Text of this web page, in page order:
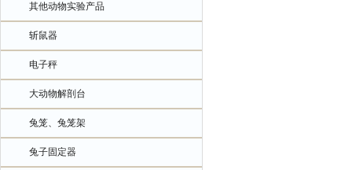
其他动物实验产品
斩鼠器
电子秤
大动物解剖台
兔笼、兔笼架
兔子固定器